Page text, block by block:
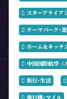
スターアライ
テーマパーク･
ホーム＆キッチ
中国国際航空
旅行･生活
飛行機･マイル